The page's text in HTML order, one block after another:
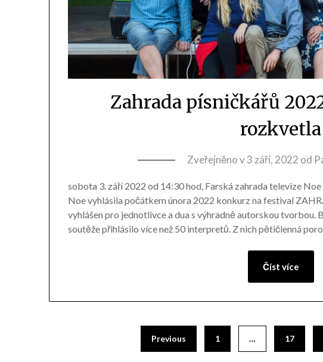
Zahrada písničkářů
rozkvetla
Zveřejněno v3 září, 2022 od
sobota 3. září 2022 od 14:30 hod, Farská zahrada televize
Noe vyhlásila počátkem února 2022 konkurz na festival
vyhlášen pro jednotlivce a dua s výhradně autorskou tvorbou.
soutěže přihlásilo více než 50 interpretů. Z nich pětičlenná
Číst více
Previous 1 … 17